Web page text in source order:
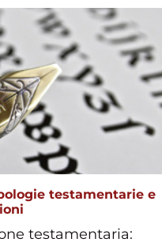
testamentarie e
testamentaria: